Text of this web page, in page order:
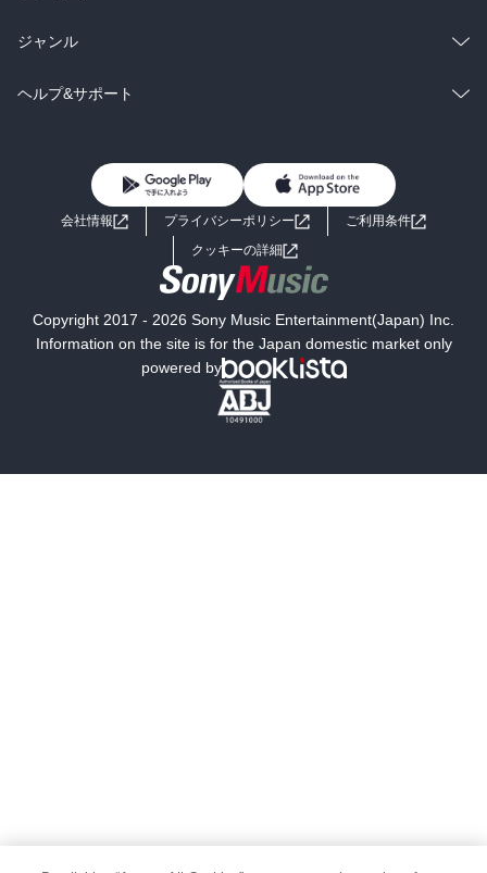
BL・TL
雑誌・グラビア
BL・TL
ラノベ
雑誌・グラビア
総合
ラノベ
ジャンル
コミック
ライトノベル 男子向けラノベ
小説
海外小説
ミステリー SF
文学
芸術・アート 映画・音楽・演劇
ヘルプ&サポート
よくあるご質問 お問い合わせ
会社情報 プライバシーポリシー
ご利用条件
クッキーの詳細
Copyright 2017 - 2026 Sony Music Entertainment(Japan) Inc.
Information on the site is for the Japan domestic market only
powered by